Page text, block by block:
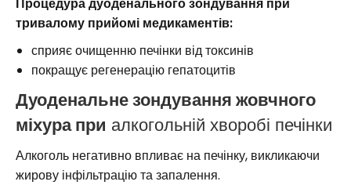
тривалому прийомі медикаментів:
сприяє очищенню печінки від токсинів
покращує регенерацію гепатоцитів
Дуоденальне зондування жовчного
міхура при алкогольній хворобі печінки
Алкоголь негативно впливає на печінку, викликаючи
жирову інфільтрацію та запалення.